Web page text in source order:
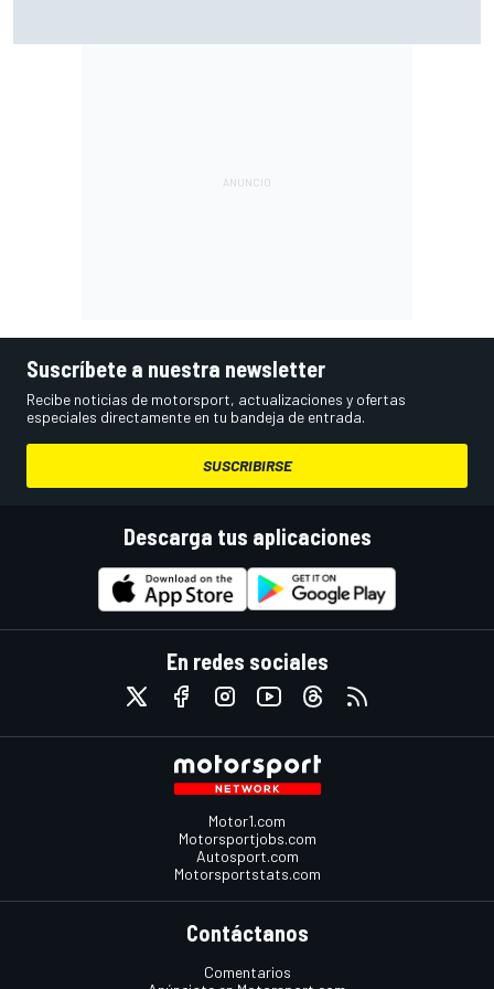
Suscríbete a nuestra newsletter
Recibe noticias de motorsport, actualizaciones y ofertas
especiales directamente en tu bandeja de entrada.
SUSCRIBIRSE
Descarga tus aplicaciones
En redes sociales
Motor1.com
Motorsportjobs.com
Autosport.com
Motorsportstats.com
Contáctanos
Comentarios